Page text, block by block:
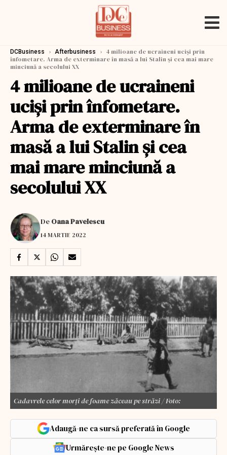
DCBusiness › Afterbusiness › 4 milioane de ucraineni uciși prin
înfometare. Arma de exterminare în masă a lui Stalin și cea mai mare
minciună a secolului XX
4 milioane de ucraineni
uciși prin înfometare.
Arma de exterminare în
masă a lui Stalin și cea
mai mare minciună a
secolului XX
De Oana Pavelescu
14 MARTIE 2022
Cadavrele celor morți de foame zăceau pe străzi / Foto:
Adaugă-ne ca sursă preferată în Google
Urmărește-ne pe Google News